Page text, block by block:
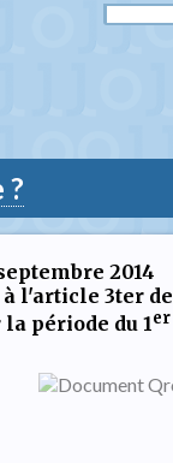
?
2014
l'article 3ter de
période du 1er